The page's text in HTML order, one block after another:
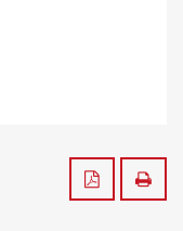
Zapisz do